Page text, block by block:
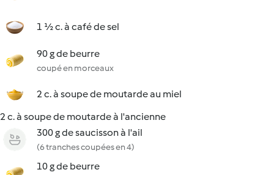
1 ½ c. à café de sel
90 g de beurre
coupé en morceaux
2 c. à soupe de moutarde au miel
2 c. à soupe de moutarde à l'ancienne
300 g de saucisson à l'ail
(6 tranches coupées en 4)
10 g de beurre